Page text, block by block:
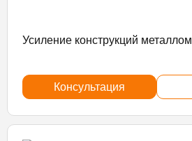
Усиление конструкций металлом
Консультация